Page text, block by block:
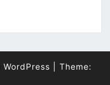
WordPress
Theme: